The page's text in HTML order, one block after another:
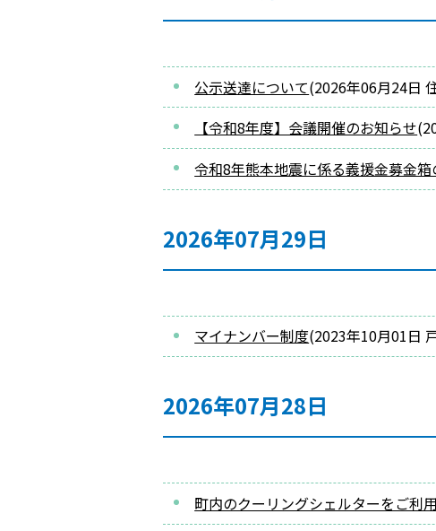
公示送達について(2026年06月24日
【令和8年度】会議開催のお知らせ(
令和8年熊本地震に係る義援金募金
2026年07月29日
マイナンバー制度(2023年10月01日
2026年07月28日
町内のクーリングシェルターをご利